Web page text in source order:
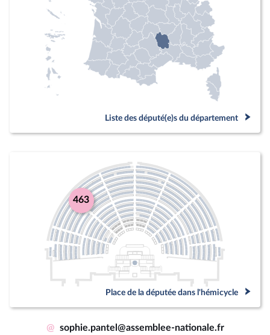
Liste des député(e)s du département
463
Place de la députée dans l'hémicycle
@ sophie.pantel@assemblee-nationale.fr